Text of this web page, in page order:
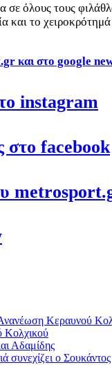
όλους τους
και το
και στο google
instagram
στο facebook
Ανανέωση Κεραυνού
Κολχικού
Αδαμίδης
συνεχίζει ο Σουκάντος